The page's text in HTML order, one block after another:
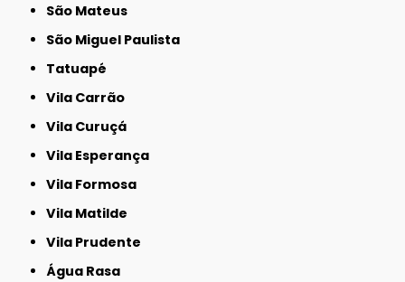
São Mateus
São Miguel Paulista
Tatuapé
Vila Carrão
Vila Curuçá
Vila Esperança
Vila Formosa
Vila Matilde
Vila Prudente
Água Rasa